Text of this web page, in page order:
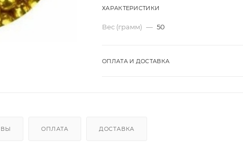
ХАРАКТЕРИСТИКИ
Вес (грамм) — 50
ОПЛАТА И ДОСТАВКА
ОПЛАТА ДОСТАВКА